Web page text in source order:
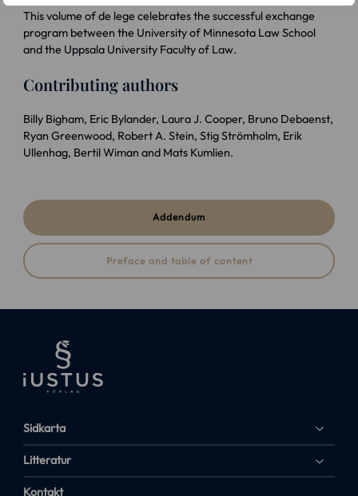
This volume of de lege celebrates the successful exchange
program between the University of Minnesota Law School
and the Uppsala University Faculty of Law.
Contributing authors
Billy Bigham, Eric Bylander, Laura J. Cooper, Bruno Debaenst,
Ryan Greenwood, Robert A. Stein, Stig Strömholm, Erik
Ullenhag, Bertil Wiman and Mats Kumlien.
Addendum
Preface and table of content
Sidkarta
Litteratur
Kontakt